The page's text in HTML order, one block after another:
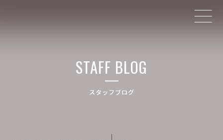
STAFF BLOG
スタッフブログ